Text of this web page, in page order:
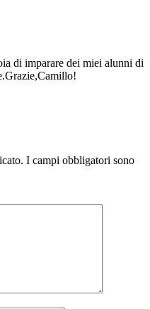
di imparare dei miei alunni di
I campi obbligatori sono